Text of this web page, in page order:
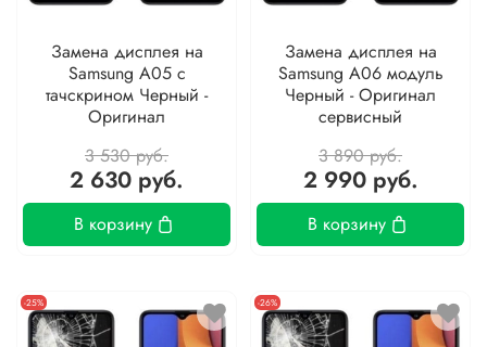
Замена дисплея на
Samsung A05 с
тачскрином Черный -
Оригинал
3 530 руб.
2 630 руб.
В корзину
Замена дисплея на
Samsung A06 модуль
Черный - Оригинал
сервисный
3 890 руб.
2 990 руб.
В корзину
-25% -26%